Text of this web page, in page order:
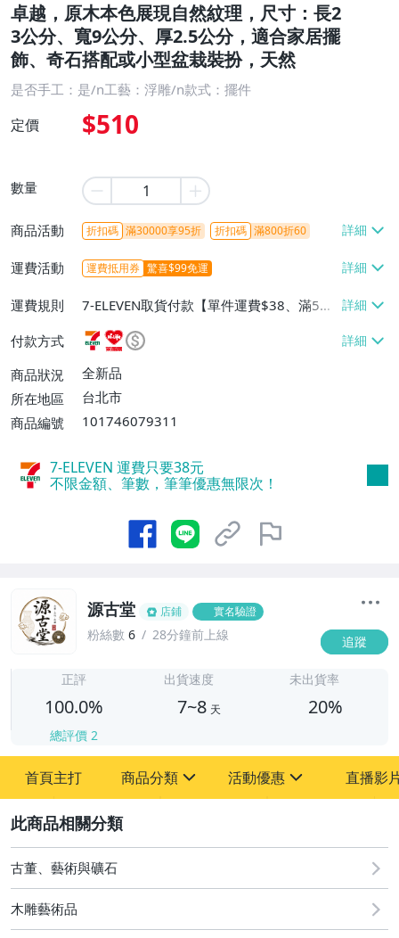
卓越，原木本色展現自然紋理，尺寸：長2
3公分、寬9公分、厚2.5公分，適合家居擺
飾、奇石搭配或小型盆栽裝扮，天然
是否手工：是/n工藝：浮雕/n款式：擺件
定價 $510
數量
商品活動 折扣碼 滿30000享95折 折扣碼 滿800折60
運費活動 運費抵用券 驚喜$99免運
運費規則
7-ELEVEN取貨付款【單件運費$38、滿5件
或消費滿$1298免運費】、7-ELEVEN取貨
不付款【免運費】、萊爾富取貨付款【單件
運費$60、滿5件或消費滿$1298免運
費】、宅配/貨運【單件運費$120、滿5件
付款方式
商品狀況
全新品
所在地區
台北市
商品編號
101746079311
7-ELEVEN 運費只要38元
不限金額、筆數，筆筆優惠無限次！
源古堂 店鋪 實名驗證
粉絲數 6 28分鐘前上線 追蹤
正評
100.0%
總評價 2
出貨速度
7~8 天
未出貨率
20%
首頁主打 商品分類
其它
活動優惠
[全店] 周年慶
[全店] 粉絲專享
直播影
古董、藝術與礦石
木雕藝術品